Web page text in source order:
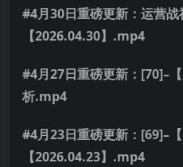
#4月30日重磅更新：运营
【2026.04.30】.mp4
#4月27日重磅更新：[70]–
析.mp4
#4月23日重磅更新：[69]–
【2026.04.23】.mp4